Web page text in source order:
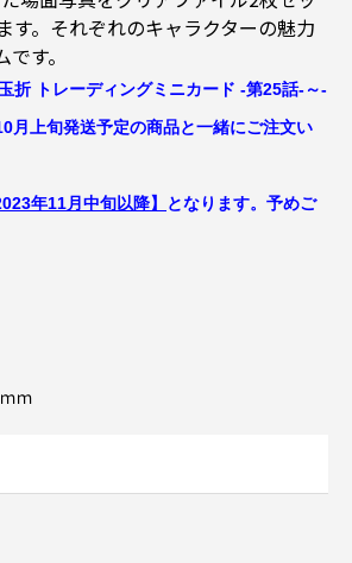
す。それぞれのキャラクターの魅力
す。
折 トレーディングミニカード -第25話-～-
月上旬発送予定の商品と一緒にご注文い
年11月中旬以降】
となります。予めご
ｍ